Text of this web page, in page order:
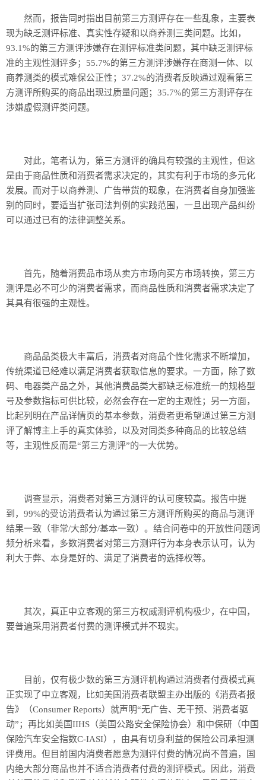
然而，报告同时指出目前第三方测评存在一些乱象，主要表
现为缺乏测评标准、真实性存疑和以商养测三类问题。比如，
93.1%的第三方测评涉嫌存在测评标准类问题，其中缺乏测评标
准的主观性测评多；55.7%的第三方测评涉嫌存在商测一体、以
商养测类的模式难保公正性；37.2%的消费者反映通过观看第三
方测评所购买的商品出现过质量问题；35.7%的第三方测评存在
涉嫌虚假测评类问题。
对此，笔者认为，第三方测评的确具有较强的主观性，但这
是由于商品性质和消费者需求决定的，其实有利于市场的多元化
发展。而对于以商养测、广告带货的现象，在消费者自身加强鉴
别的同时，要适当扩张司法判例的实践范围，一旦出现产品纠纷
可以通过已有的法律调整关系。
首先，随着消费品市场从卖方市场向买方市场转换，第三方
测评是必不可少的消费者需求，而商品性质和消费者需求决定了
其具有很强的主观性。
商品品类极大丰富后，消费者对商品个性化需求不断增加，
传统渠道已经难以满足消费者获取信息的要求。一方面，除了数
码、电器类产品之外，其他消费品类大都缺乏标准统一的规格型
号及参数指标可供比较，必然会存在一定的主观性；另一方面，
比起列明在产品详情页的基本参数，消费者更希望通过第三方测
评了解博主上手的真实体验，以及对同类多种商品的比较总结
等，主观性反而是“第三方测评”的一大优势。
调查显示，消费者对第三方测评的认可度较高。报告中提
到，99%的受访消费者认为通过第三方测评所购买的商品与测评
结果一致（非常/大部分/基本一致）。结合问卷中的开放性问题词
频分析来看，多数消费者对第三方测评行为本身表示认可，认为
利大于弊、本身是好的、满足了消费者的选择权等。
其次，真正中立客观的第三方权威测评机构极少，在中国，
要普遍采用消费者付费的测评模式并不现实。
目前，仅有极少数的第三方测评机构通过消费者付费模式真
正实现了中立客观，比如美国消费者联盟主办出版的《消费者报
告》（Consumer Reports）就声明“无广告、无干预、消费者驱
动”；再比如美国IIHS（美国公路安全保险协会）和中保研（中国
保险汽车安全指数C-IASI），由具有切身利益的保险公司承担测
评费用。但目前国内消费者愿意为测评付费的情况尚不普遍，国
内绝大部分商品也并不适合消费者付费的测评模式。因此，消费